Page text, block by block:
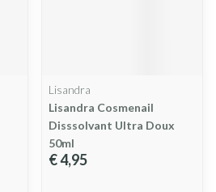
Lisandra
Lisandra Cosmenail
Disssolvant Ultra Doux
50ml
€ 4,95